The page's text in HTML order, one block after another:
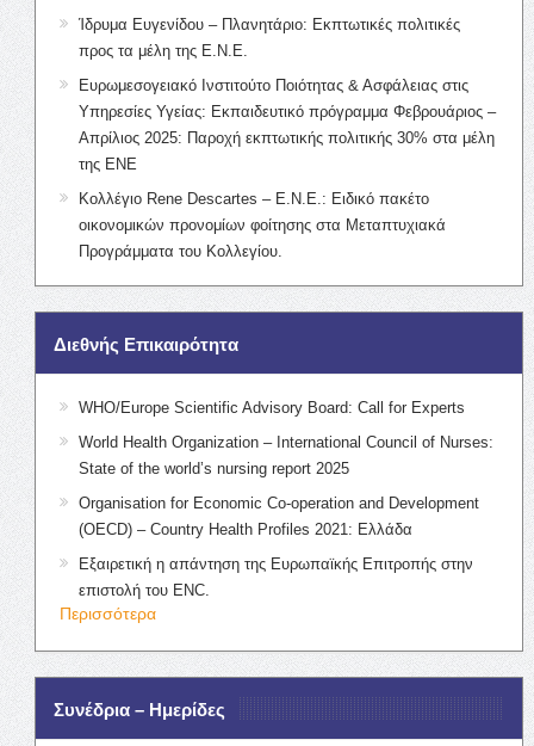
Ίδρυμα Ευγενίδου – Πλανητάριο: Εκπτωτικές πολιτικές
προς τα μέλη της Ε.Ν.Ε.
Ευρωμεσογειακό Ινστιτούτο Ποιότητας & Ασφάλειας στις
Υπηρεσίες Υγείας: Εκπαιδευτικό πρόγραμμα Φεβρουάριος –
Απρίλιος 2025: Παροχή εκπτωτικής πολιτικής 30% στα μέλη
της ΕΝΕ
Κολλέγιο Rene Descartes – Ε.Ν.Ε.: Ειδικό πακέτο
οικονομικών προνομίων φοίτησης στα Μεταπτυχιακά
Προγράμματα του Κολλεγίου.
Διεθνής Επικαιρότητα
WHO/Europe Scientific Advisory Board: Call for Experts
World Health Organization – International Council of Nurses:
State of the world’s nursing report 2025
Organisation for Economic Co-operation and Development
(OECD) – Country Health Profiles 2021: Ελλάδα
Εξαιρετική η απάντηση της Ευρωπαϊκής Επιτροπής στην
επιστολή του ENC.
Περισσότερα
Συνέδρια – Ημερίδες